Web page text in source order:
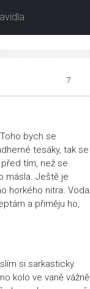
7
bych se
tesáky, tak se
tím, než se
másla. Ještě je
horkého nitra. Voda
a přiměju ho,
si sarkasticky.
kolo ve vaně vážně